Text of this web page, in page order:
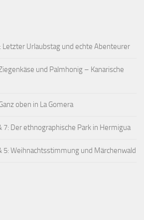
Letzter Urlaubstag und echte Abenteurer
und Palmhonig – Kanarische
oben in La Gomera
7: Der ethnographische Park in Hermigua
5: Weihnachtsstimmung und Märchenwald